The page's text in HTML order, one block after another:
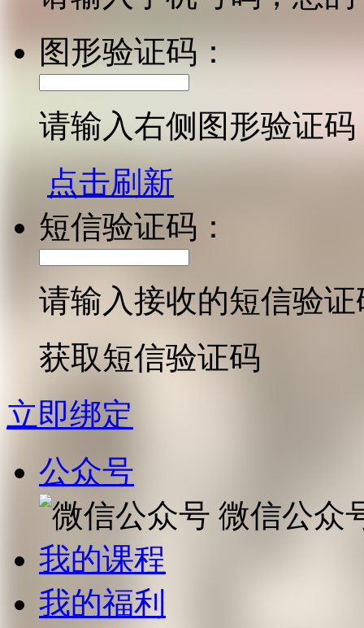
图形验证码：
请输入右侧图形验证码
点击刷新
短信验证码：
请输入接收的短信验证
获取短信验证码
立即绑定
公众号
微信公众
我的课程
我的福利